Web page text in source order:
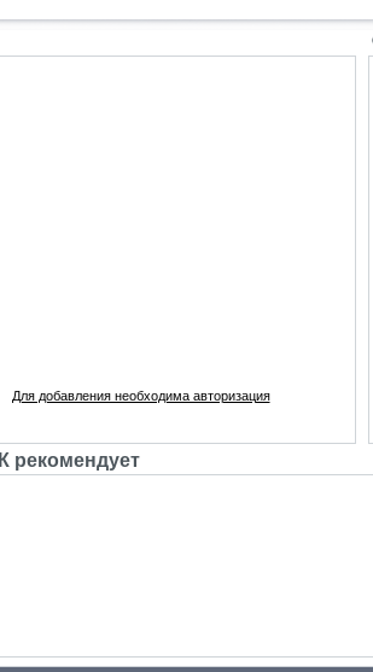
Для добавления необходима авторизация
рекомендует